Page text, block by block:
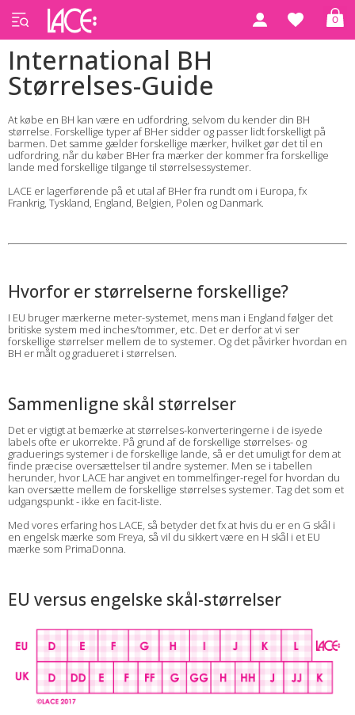
0
International BH
Størrelses-Guide
At købe en BH kan være en udfordring, selvom du kender din BH
størrelse. Forskellige typer af BHer sidder og passer lidt forskelligt på
barmen. Det samme gælder forskellige mærker, hvilket gør det til en
udfordring, når du køber BHer fra mærker der kommer fra forskellige
lande med forskellige tilgange til størrelsessystemer.
LACE er lagerførende på et utal af BHer fra rundt om i Europa, fx
Frankrig, Tyskland, England, Belgien, Polen og Danmark.
Hvorfor er størrelserne forskellige?
I EU bruger mærkerne meter-systemet, mens man i England følger det
britiske system med inches/tommer, etc. Det er derfor at vi ser
forskellige størrelser mellem de to systemer. Og det påvirker hvordan en
BH er målt og gradueret i størrelsen.
Sammenligne skål størrelser
Det er vigtigt at bemærke at størrelses-konverteringerne i de isyede
labels ofte er ukorrekte. På grund af de forskellige størrelses- og
graduerings systemer i de forskellige lande, så er det umuligt for dem at
finde præcise oversættelser til andre systemer. Men se i tabellen
herunder, hvor LACE har angivet en tommelfinger-regel for hvordan du
kan oversætte mellem de forskellige størrelses systemer. Tag det som et
udgangspunkt - ikke en facit-liste.
Med vores erfaring hos LACE, så betyder det fx at hvis du er en G skål i
en engelsk mærke som Freya, så vil du sikkert være en H skål i et EU
mærke som PrimaDonna.
EU versus engelske skål-størrelser